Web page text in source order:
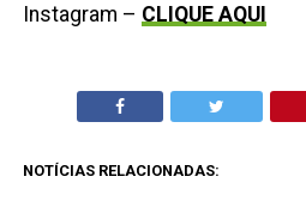
Instagram – CLIQUE AQUI
NOTÍCIAS RELACIONADAS: